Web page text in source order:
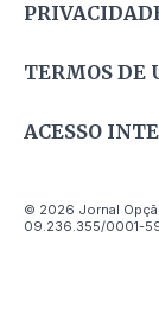
TERMOS DE
ACESSO
© 2026 Jornal
09.236.355/0001-